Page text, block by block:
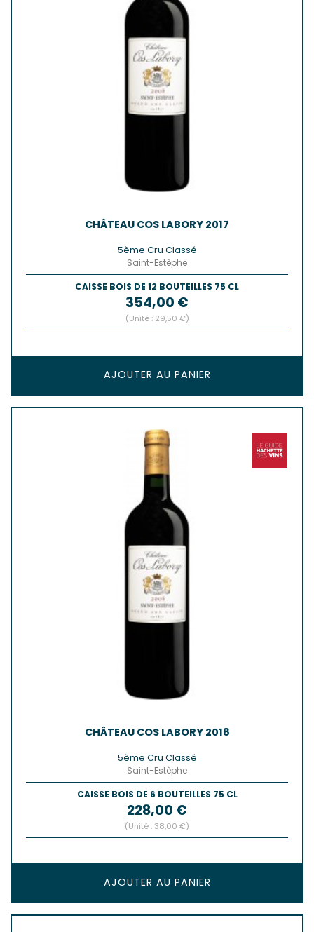
CHÂTEAU COS LABORY 2017
5ème Cru Classé
Saint-Estèphe
CAISSE BOIS DE 12 BOUTEILLES 75 CL
Prix
354,00 €
(Unité : 29,50 €)
AJOUTER AU PANIER
CHÂTEAU COS LABORY 2018
5ème Cru Classé
Saint-Estèphe
CAISSE BOIS DE 6 BOUTEILLES 75 CL
Prix
228,00 €
(Unité : 38,00 €)
AJOUTER AU PANIER